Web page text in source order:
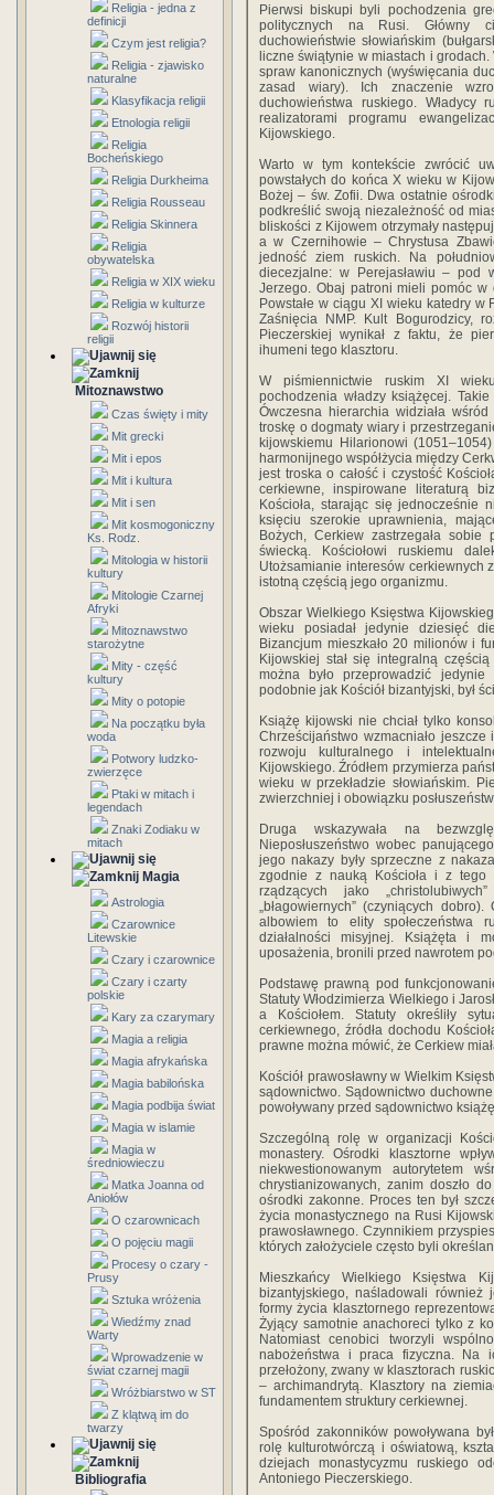
Religia - jedna z
definicji
Czym jest religia?
Religia - zjawisko
naturalne
Klasyfikacja religii
Etnologia religii
Religia
Bocheńskiego
Religia Durkheima
Religia Rousseau
Religia Skinnera
Religia
obywatelska
Religia w XIX wieku
Religia w kulturze
Rozwój historii
religii
Mitoznawstwo
Czas święty i mity
Mit grecki
Mit i epos
Mit i kultura
Mit i sen
Mit kosmogoniczny
Ks. Rodz.
Mitologia w historii
kultury
Mitologie Czarnej
Afryki
Mitoznawstwo
starożytne
Mity - część
kultury
Mity o potopie
Na początku była
woda
Potwory ludzko-
zwierzęce
Ptaki w mitach i
legendach
Znaki Zodiaku w
mitach
Magia
Astrologia
Czarownice
Litewskie
Czary i czarownice
Czary i czarty
polskie
Kary za czarymary
Magia a religia
Magia afrykańska
Magia babilońska
Magia podbija świat
Magia w islamie
Magia w
średniowieczu
Matka Joanna od
Aniołów
O czarownicach
O pojęciu magii
Procesy o czary -
Prusy
Sztuka wróżenia
Wiedźmy znad
Warty
Wprowadzenie w
świat czarnej magii
Wróżbiarstwo w ST
Z klątwą im do
twarzy
Bibliografia
Pierwsi biskupi byli pochodzenia
politycznych na Rusi. Główny
duchowieństwie słowiańskim
liczne świątynie w miastach i
spraw kanonicznych (wyświęcania
zasad wiary). Ich znaczenie
duchowieństwa ruskiego.
realizatorami programu
Kijowskiego.
Warto w tym kontekście zwrócić
powstałych do końca X wieku w
Bożej – św. Zofii. Dwa ostatnie
podkreślić swoją niezależność od
bliskości z Kijowem otrzymały
a w Czernihowie – Chrystusa
jedność ziem ruskich. Na
diecezjalne: w Perejasławiu – pod
Jerzego. Obaj patroni mieli pomóc w
Powstałe w ciągu XI wieku katedry w
Zaśnięcia NMP. Kult Bogurodzicy,
Pieczerskiej wynikał z faktu, że
ihumeni tego klasztoru.
W piśmiennictwie ruskim XI
pochodzenia władzy książęcej.
Ówczesna hierarchia widziała
troskę o dogmaty wiary i
kijowskiemu Hilarionowi
harmonijnego współżycia między
jest troska o całość i czystość
cerkiewne, inspirowane literaturą
Kościoła, starając się jednocześnie
księciu szerokie uprawnienia,
Bożych, Cerkiew zastrzegała
świecką. Kościołowi ruskiemu
Utożsamianie interesów cerkiewnych
istotną częścią jego organizmu.
Obszar Wielkiego Księstwa
wieku posiadał jedynie dziesięć
Bizancjum mieszkało 20 milionów i
Kijowskiej stał się integralną
można było przeprowadzić
podobnie jak Kościół bizantyjski, był
Książę kijowski nie chciał tylko
Chrześcijaństwo wzmacniało
rozwoju kulturalnego i
Kijowskiego. Źródłem przymierza
wieku w przekładzie słowiańskim.
zwierzchniej i obowiązku
Druga wskazywała na
Nieposłuszeństwo wobec
jego nakazy były sprzeczne z
zgodnie z nauką Kościoła i z tego
rządzących jako
„błagowiernych” (czyniących
albowiem to elity społeczeństwa
działalności misyjnej. Książęta i
uposażenia, bronili przed nawrotem
Podstawę prawną pod
Statuty Włodzimierza Wielkiego i
a Kościołem. Statuty określiły
cerkiewnego, źródła dochodu
prawne można mówić, że Cerkiew
Kościół prawosławny w Wielkim
sądownictwo. Sądownictwo
powoływany przed sądownictwo
Szczególną rolę w organizacji
monastery. Ośrodki klasztorne
niekwestionowanym autorytetem
chrystianizowanych, zanim doszło
ośrodki zakonne. Proces ten był
życia monastycznego na Rusi
prawosławnego. Czynnikiem
których założyciele często byli
Mieszkańcy Wielkiego Księstwa
bizantyjskiego, naśladowali również
formy życia klasztornego
Żyjący samotnie anachoreci tylko z
Natomiast cenobici tworzyli
nabożeństwa i praca fizyczna. Na
przełożony, zwany w klasztorach
– archimandrytą. Klasztory na
fundamentem struktury cerkiewnej.
Spośród zakonników powoływana
rolę kulturotwórczą i oświatową,
dziejach monastycyzmu ruskiego
Antoniego Pieczerskiego.